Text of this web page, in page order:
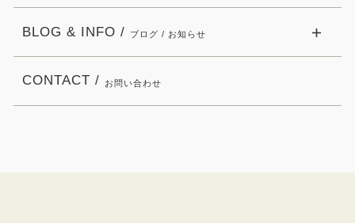
BLOG & INFO / ブログ / お知らせ
CONTACT / お問い合わせ